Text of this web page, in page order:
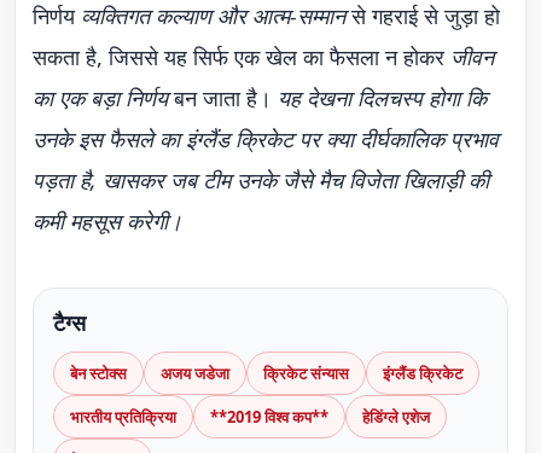
निर्णय व्यक्तिगत कल्याण और आत्म-सम्मानसे गहराई से जुड़ा हो
सकता है, जिससे यह सिर्फ एक खेल का फैसला न होकर जीवन
का एक बड़ा निर्णयबन जाता है। यह देखना दिलचस्प होगा कि
उनके इस फैसले का इंग्लैंड क्रिकेट पर क्या दीर्घकालिक प्रभाव
पड़ता है, खासकर जब टीम उनके जैसे मैच विजेता खिलाड़ी की
कमी महसूस करेगी।
टैग्स
बेन स्टोक्स अजय जडेजा क्रिकेट संन्यास
इंग्लैंड क्रिकेट
भारतीय प्रतिक्रिया
**2019 विश्व कप**
हेडिंग्ले एशेज